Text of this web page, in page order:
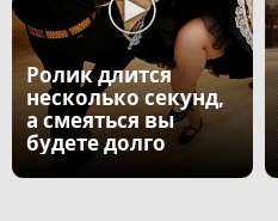
Ролик длится
несколько секунд,
а смеяться вы
будете долго